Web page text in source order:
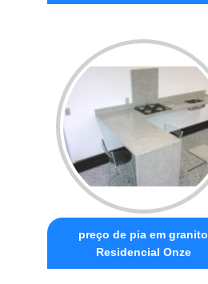
preço de pia em granito
Residencial Onze